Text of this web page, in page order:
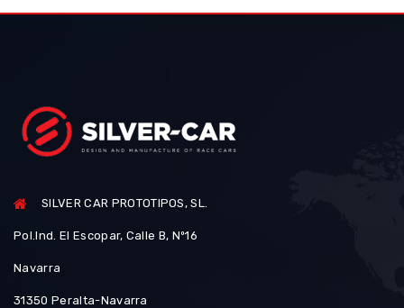
SILVER CAR PROTOTIPOS, SL.
Pol.Ind. El Escopar, Calle B, Nº16
Navarra
31350 Peralta-Navarra